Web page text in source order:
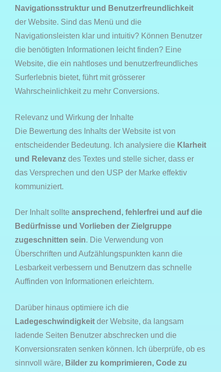
Navigationsstruktur und Benutzerfreundlichkeit
der Website. Sind das Menü und die
Navigationsleisten klar und intuitiv? Können Benutzer
die benötigten Informationen leicht finden? Eine
Website, die ein nahtloses und benutzerfreundliches
Surferlebnis bietet, führt mit grösserer
Wahrscheinlichkeit zu mehr Conversions.
Relevanz und Wirkung der Inhalte
Die Bewertung des Inhalts der Website ist von
entscheidender Bedeutung. Ich analysiere die Klarheit
und Relevanz des Textes und stelle sicher, dass er
das Versprechen und den USP der Marke effektiv
kommuniziert.
Der Inhalt sollte ansprechend, fehlerfrei und auf die
Bedürfnisse und Vorlieben der Zielgruppe
zugeschnitten sein. Die Verwendung von
Überschriften und Aufzählungspunkten kann die
Lesbarkeit verbessern und Benutzern das schnelle
Auffinden von Informationen erleichtern.
Darüber hinaus optimiere ich die
Ladegeschwindigkeit der Website, da langsam
ladende Seiten Benutzer abschrecken und die
Konversionsraten senken können. Ich überprüfe, ob es
sinnvoll wäre, Bilder zu komprimieren, Code zu